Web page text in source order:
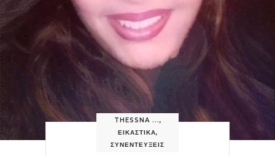
THESSNA ...,
ΕΙΚΑΣΤΙΚΑ,
ΣΥΝΕΝΤΕΥΞΕΙΣ